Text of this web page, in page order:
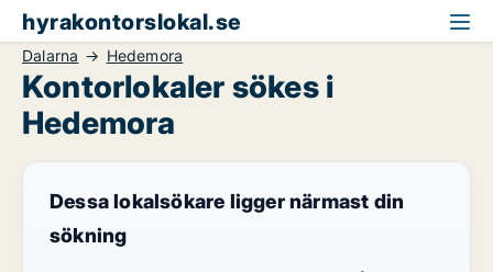
hyrakontorslokal.se
Dalarna Hedemora
Kontorlokaler sökes i
Hedemora
Dessa lokalsökare ligger närmast din
sökning